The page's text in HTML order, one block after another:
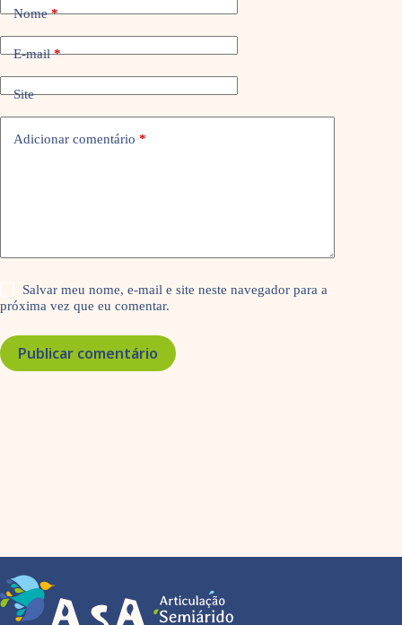
Nome*
E-mail*
Site
Adicionar comentário *
Salvar meu nome, e-mail e site neste navegador para a
próxima vez que eu comentar.
Publicar comentário